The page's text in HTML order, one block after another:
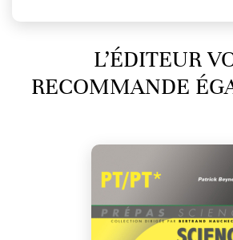
L’ÉDITEUR
RECOMMANDE